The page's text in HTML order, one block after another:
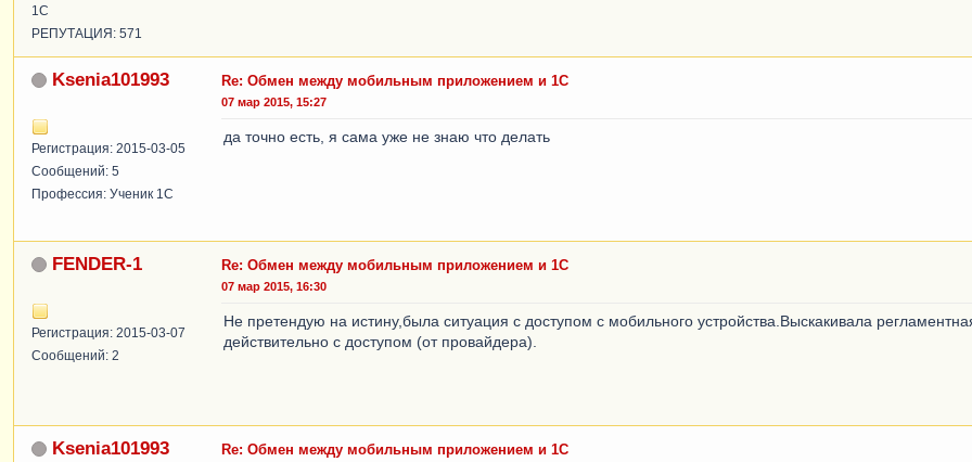
1С
РЕПУТАЦИЯ: 571
Ksenia101993
Регистрация: 2015-03-05
Сообщений: 5
Профессия: Ученик 1С
Re: Обмен между мобильным приложением и 1С
07 мар 2015, 15:27
да точно есть, я сама уже не знаю что делать
FENDER-1
Регистрация: 2015-03-07
Сообщений: 2
Re: Обмен между мобильным приложением и 1С
07 мар 2015, 16:30
Не претендую на истину,была ситуация с доступом с мобильного устройства.Выскакивала
действительно с доступом (от провайдера).
Ksenia101993 Re: Обмен между мобильным приложением и 1С